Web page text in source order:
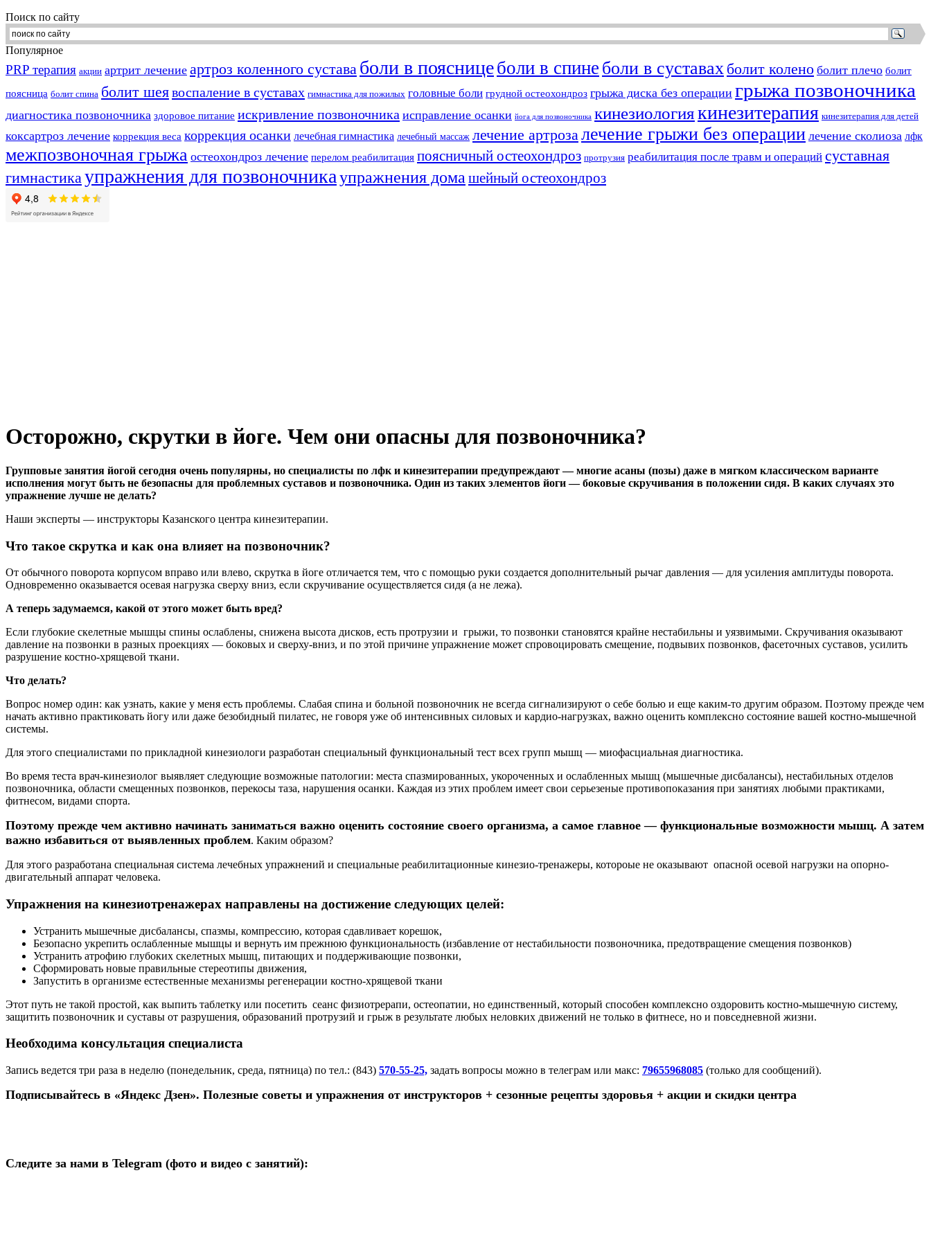
Поиск по сайту
Популярное
PRP терапия акции артрит лечение артроз коленного сустава боли в поясницеболи в спине боли в суставах болит колено болит плечо болит
поясница болит спина болит шеявоспаление в суставах гимнастика для пожилых головные боли грудной остеохондроз грыжа диска без операции грыжа позвоночника
диагностика позвоночника здоровое питание искривление позвоночника исправление осанки йога для позвоночника кинезиологиякинезитерапия кинезитерапия для детей
коксартроз лечение коррекция веса коррекция осанки лечебная гимнастика лечебный массаж лечение артрозалечение грыжи без операции лечение сколиоза лфк
межпозвоночная грыжа остеохондроз лечение перелом реабилитация поясничный остеохондроз протрузия реабилитация после травм и операций суставная
гимнастикаупражнения для позвоночникаупражнения дома шейный остеохондроз
Осторожно, скрутки в йоге. Чем они опасны для позвоночника?
Групповые занятия йогой сегодня очень популярны, но специалисты по лфк и кинезитерапии предупреждают — многие асаны (позы) даже в мягком классическом варианте
исполнения могут быть не безопасны для проблемных суставов и позвоночника. Один из таких элементов йоги — боковые скручивания в положении сидя. В каких случаях это
упражнение лучше не делать?
Наши эксперты — инструкторы Казанского центра кинезитерапии.
Что такое скрутка и как она влияет на позвоночник?
От обычного поворота корпусом вправо или влево, скрутка в йоге отличается тем, что с помощью руки создается дополнительный рычаг давления — для усиления амплитуды поворота.
Одновременно оказывается осевая нагрузка сверху вниз, если скручивание осуществляется сидя (а не лежа).
А теперь задумаемся, какой от этого может быть вред?
Если глубокие скелетные мышцы спины ослаблены, снижена высота дисков, есть протрузии и грыжи, то позвонки становятся крайне нестабильны и уязвимыми. Скручивания оказывают
давление на позвонки в разных проекциях — боковых и сверху-вниз, и по этой причине упражнение может спровоцировать смещение, подвывих позвонков, фасеточных суставов, усилить
разрушение костно-хрящевой ткани.
Что делать?
Вопрос номер один: как узнать, какие у меня есть проблемы. Слабая спина и больной позвоночник не всегда сигнализируют о себе болью и еще каким-то другим образом. Поэтому прежде чем
начать активно практиковать йогу или даже безобидный пилатес, не говоря уже об интенсивных силовых и кардио-нагрузках, важно оценить комплексно состояние вашей костно-мышечной
системы.
Для этого специалистами по прикладной кинезиологи разработан специальный функциональный тест всех групп мышц — миофасциальная диагностика.
Во время теста врач-кинезиолог выявляет следующие возможные патологии: места спазмированных, укороченных и ослабленных мышц (мышечные дисбалансы), нестабильных отделов
позвоночника, области смещенных позвонков, перекосы таза, нарушения осанки. Каждая из этих проблем имеет свои серьезеные противопоказания при занятиях любыми практиками,
фитнесом, видами спорта.
Поэтому прежде чем активно начинать заниматься важно оценить состояние своего организма, а самое главное — функциональные возможности мышц. А затем
важно избавиться от выявленных проблем. Каким образом?
Для этого разработана специальная система лечебных упражнений и специальные реабилитационные кинезио-тренажеры, котороые не оказывают опасной осевой нагрузки на опорно-
двигательный аппарат человека.
Упражнения на кинезиотренажерах направлены на достижение следующих целей:
Устранить мышечные дисбалансы, спазмы, компрессию, которая сдавливает корешок,
Безопасно укрепить ослабленные мышцы и вернуть им прежнюю функциональность (избавление от нестабильности позвоночника, предотвращение смещения позвонков)
Устранить атрофию глубоких скелетных мышц, питающих и поддерживающие позвонки,
Сформировать новые правильные стереотипы движения,
Запустить в организме естественные механизмы регенерации костно-хрящевой ткани
Этот путь не такой простой, как выпить таблетку или посетить сеанс физиотрерапи, остеопатии, но единственный, который способен комплексно оздоровить костно-мышечную систему,
защитить позвоночник и суставы от разрушения, образований протрузий и грыж в результате любых неловких движений не только в фитнесе, но и повседневной жизни.
Необходима консультация специалиста
Запись ведется три раза в неделю (понедельник, среда, пятница) по тел.: (843) 570-55-25, задать вопросы можно в телеграм или макс: 79655968085 (только для сообщений).
Подписывайтесь в «Яндекс Дзен». Полезные советы и упражнения от инструкторов + сезонные рецепты здоровья + акции и скидки центра
Следите за нами в Telegram (фото и видео с занятий):